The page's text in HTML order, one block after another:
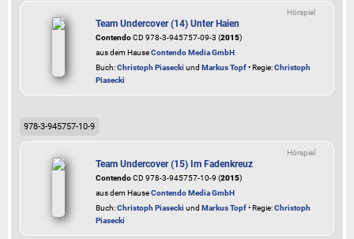
Hörspiel
Team Undercover (14) Unter Haien
ContendoCD 978-3-945757-09-3 (2015)
aus dem HauseContendo Media GmbH
Buch:Christoph Piasecki und Markus Topf• Regie:Christoph
Piasecki
978-3-945757-10-9
Hörspiel
Team Undercover (15) Im Fadenkreuz
ContendoCD 978-3-945757-10-9 (2015)
aus dem HauseContendo Media GmbH
Buch:Christoph Piasecki und Markus Topf• Regie:Christoph
Piasecki